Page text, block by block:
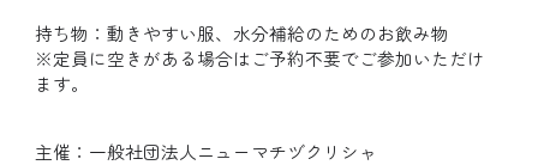
持ち物：動きやすい服、水分補給のためのお飲み物
※定員に空きがある場合はご予約不要でご参加いただけ
ます。
主催：一般社団法人ニューマチヅクリシャ